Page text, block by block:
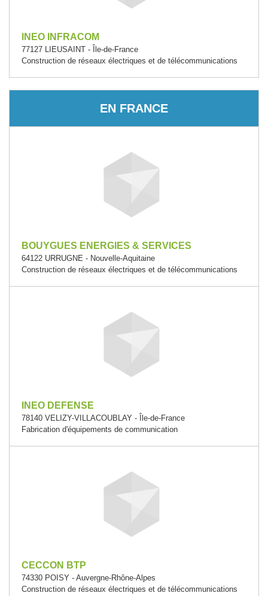
INEO INFRACOM
77127 LIEUSAINT - Île-de-France
Construction de réseaux électriques et de télécommunications
EN FRANCE
BOUYGUES ENERGIES & SERVICES
64122 URRUGNE - Nouvelle-Aquitaine
Construction de réseaux électriques et de télécommunications
INEO DEFENSE
78140 VELIZY-VILLACOUBLAY - Île-de-France
Fabrication d'équipements de communication
CECCON BTP
74330 POISY - Auvergne-Rhône-Alpes
Construction de réseaux électriques et de télécommunications